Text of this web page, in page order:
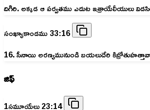
దిగిరి. అక్కడ ఆ పర్వతము ఎదుట ఇశ్రాయేలీయులు
సంఖ్యాకాండము 33:16
16. సీనాయి అరణ్యమునుండి బయలుదేరి
జిఫ్
1సమూయేలు 23:14